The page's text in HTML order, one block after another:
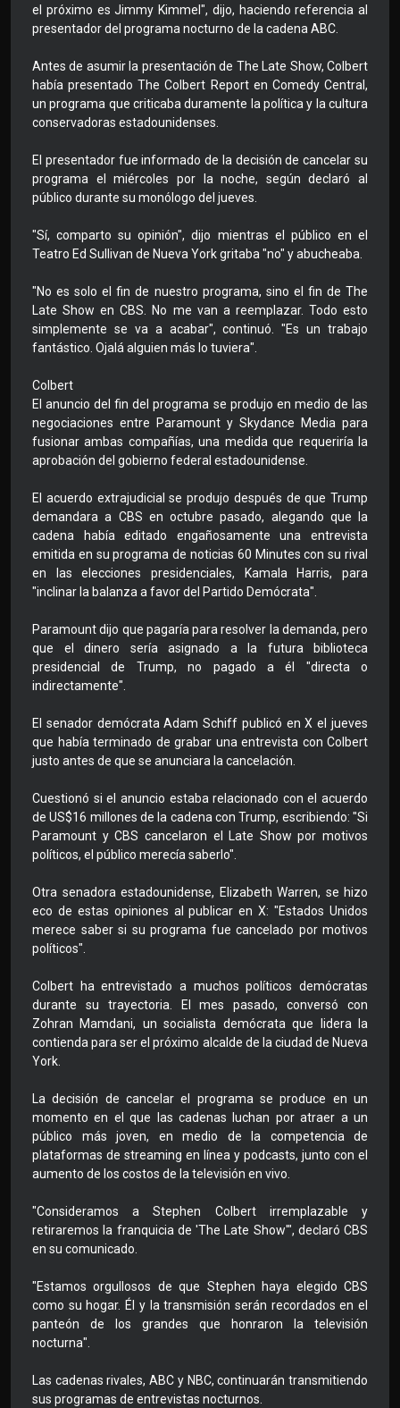
el próximo es Jimmy Kimmel", dijo, haciendo referencia al
presentador del programa nocturno de la cadena ABC.
Antes de asumir la presentación de The Late Show, Colbert
había presentado The Colbert Report en Comedy Central,
un programa que criticaba duramente la política y la cultura
conservadoras estadounidenses.
El presentador fue informado de la decisión de cancelar su
programa el miércoles por la noche, según declaró al
público durante su monólogo del jueves.
"Sí, comparto su opinión", dijo mientras el público en el
Teatro Ed Sullivan de Nueva York gritaba "no" y abucheaba.
"No es solo el fin de nuestro programa, sino el fin de The
Late Show en CBS. No me van a reemplazar. Todo esto
simplemente se va a acabar", continuó. "Es un trabajo
fantástico. Ojalá alguien más lo tuviera".
Colbert
El anuncio del fin del programa se produjo en medio de las
negociaciones entre Paramount y Skydance Media para
fusionar ambas compañías, una medida que requeriría la
aprobación del gobierno federal estadounidense.
El acuerdo extrajudicial se produjo después de que Trump
demandara a CBS en octubre pasado, alegando que la
cadena había editado engañosamente una entrevista
emitida en su programa de noticias 60 Minutes con su rival
en las elecciones presidenciales, Kamala Harris, para
"inclinar la balanza a favor del Partido Demócrata".
Paramount dijo que pagaría para resolver la demanda, pero
que el dinero sería asignado a la futura biblioteca
presidencial de Trump, no pagado a él "directa o
indirectamente".
El senador demócrata Adam Schiff publicó en X el jueves
que había terminado de grabar una entrevista con Colbert
justo antes de que se anunciara la cancelación.
Cuestionó si el anuncio estaba relacionado con el acuerdo
de US$16 millones de la cadena con Trump, escribiendo: "Si
Paramount y CBS cancelaron el Late Show por motivos
políticos, el público merecía saberlo".
Otra senadora estadounidense, Elizabeth Warren, se hizo
eco de estas opiniones al publicar en X: "Estados Unidos
merece saber si su programa fue cancelado por motivos
políticos".
Colbert ha entrevistado a muchos políticos demócratas
durante su trayectoria. El mes pasado, conversó con
Zohran Mamdani, un socialista demócrata que lidera la
contienda para ser el próximo alcalde de la ciudad de Nueva
York.
La decisión de cancelar el programa se produce en un
momento en el que las cadenas luchan por atraer a un
público más joven, en medio de la competencia de
plataformas de streaming en línea y podcasts, junto con el
aumento de los costos de la televisión en vivo.
"Consideramos a Stephen Colbert irremplazable y
retiraremos la franquicia de 'The Late Show'", declaró CBS
en su comunicado.
"Estamos orgullosos de que Stephen haya elegido CBS
como su hogar. Él y la transmisión serán recordados en el
panteón de los grandes que honraron la televisión
nocturna".
Las cadenas rivales, ABC y NBC, continuarán transmitiendo
sus programas de entrevistas nocturnos.